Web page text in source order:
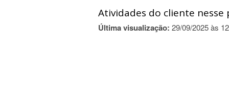
Atividades do cliente nesse
Última visualização: 29/09/2025 às